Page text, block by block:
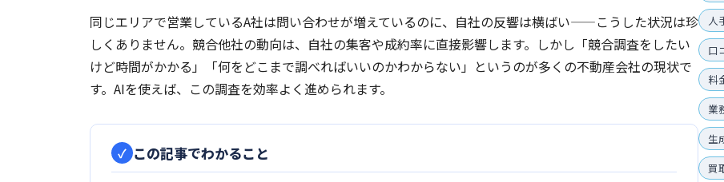
同じエリアで営業しているA社は問い合わせが増えているのに、自社の反響は横ばい——こうした状況は珍
しくありません。競合他社の動向は、自社の集客や成約率に直接影響します。しかし「競合調査をしたい
けど時間がかかる」「何をどこまで調べればいいのかわからない」というのが多くの不動産会社の現状で
す。AIを使えば、この調査を効率よく進められます。
この記事でわかること
人
口
料
業
生
買